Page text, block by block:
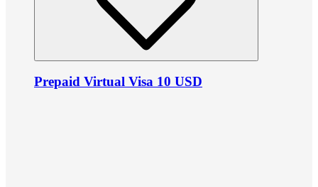
Prepaid Virtual Visa 10 USD